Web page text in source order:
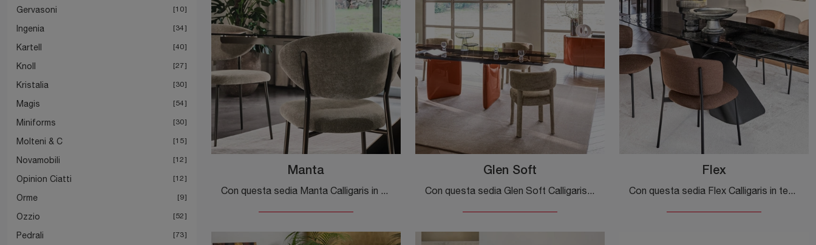
Gervasoni 10
Ingenia 34
Kartell 40
Knoll 27
Kristalia 30
Magis 54
Miniforms 30
Molteni & C 15
Novamobili 12
Opinion Ciatti 12
Orme 9
Ozzio 52
Pedrali 73
Manta
Con questa sedia Manta Calligaris in tessuto, una delle nostre sedute fisse moderne, potrai impreziosire i tuoi interni.
Glen Soft
Con questa sedia Glen Soft Calligaris in tessuto, una delle nostre sedute fisse design, potrai arricchire i tuoi interni.
Flex
Con questa sedia Flex Calligaris in tessuto, una tra le nostre sedute fisse moderne, potrai completare i tuoi spazi.